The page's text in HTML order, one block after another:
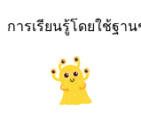
การเรียนรู้โดยใช้ฐา